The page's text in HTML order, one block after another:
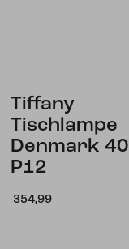
Tiffany
Tischlampe
Denmark 40
P12
354,99